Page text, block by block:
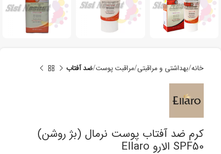
خانه بھداشتی و مراقبتی مراقبت پوست ضد آفتاب
کرم ضد آفتاب پوست نرمال (بژ روشن)
SPF50 الارو Ellaro